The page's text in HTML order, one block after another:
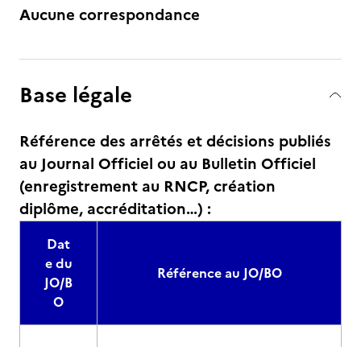
Aucune correspondance
Base légale
Référence des arrêtés et décisions publiés
au Journal Officiel ou au Bulletin Officiel
(enregistrement au RNCP, création
diplôme, accréditation…) :
Dat
e du
JO/B
O
Référence au JO/BO